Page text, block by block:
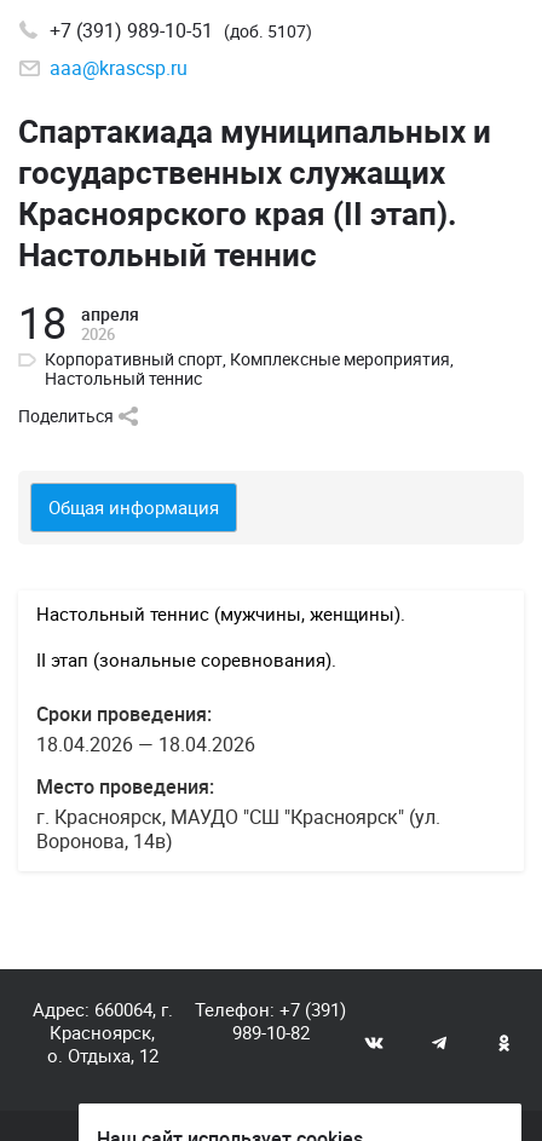
+7 (391) 989-10-51 (доб. 5107)
aaa@krascsp.ru
Спартакиада муниципальных и
государственных служащих
Красноярского края (II этап).
Настольный теннис
18 апреля
2026
Корпоративный спорт, Комплексные мероприятия,
Настольный теннис
Поделиться
Общая информация
Настольный теннис (мужчины, женщины).
II этап (зональные соревнования).
Сроки проведения:
18.04.2026 — 18.04.2026
Место проведения:
г. Красноярск, МАУДО "СШ "Красноярск" (ул.
Воронова, 14в)
Адрес: 660064, г.
Красноярск,
о. Отдыха, 12
Телефон:+7 (391)
989-10-82